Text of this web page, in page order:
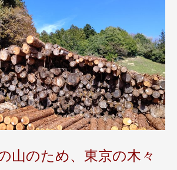
山のため、東京の木々